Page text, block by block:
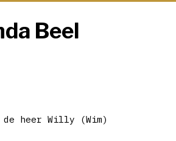
Beel
de heer Willy (Wim)